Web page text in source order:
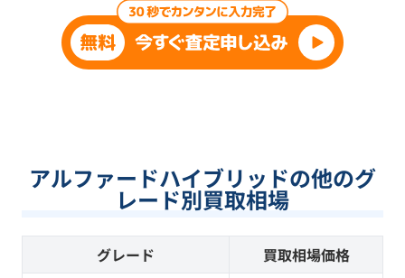
アルファードハイブリッドの他のグ
レード別買取相場
グレード 買取相場価格